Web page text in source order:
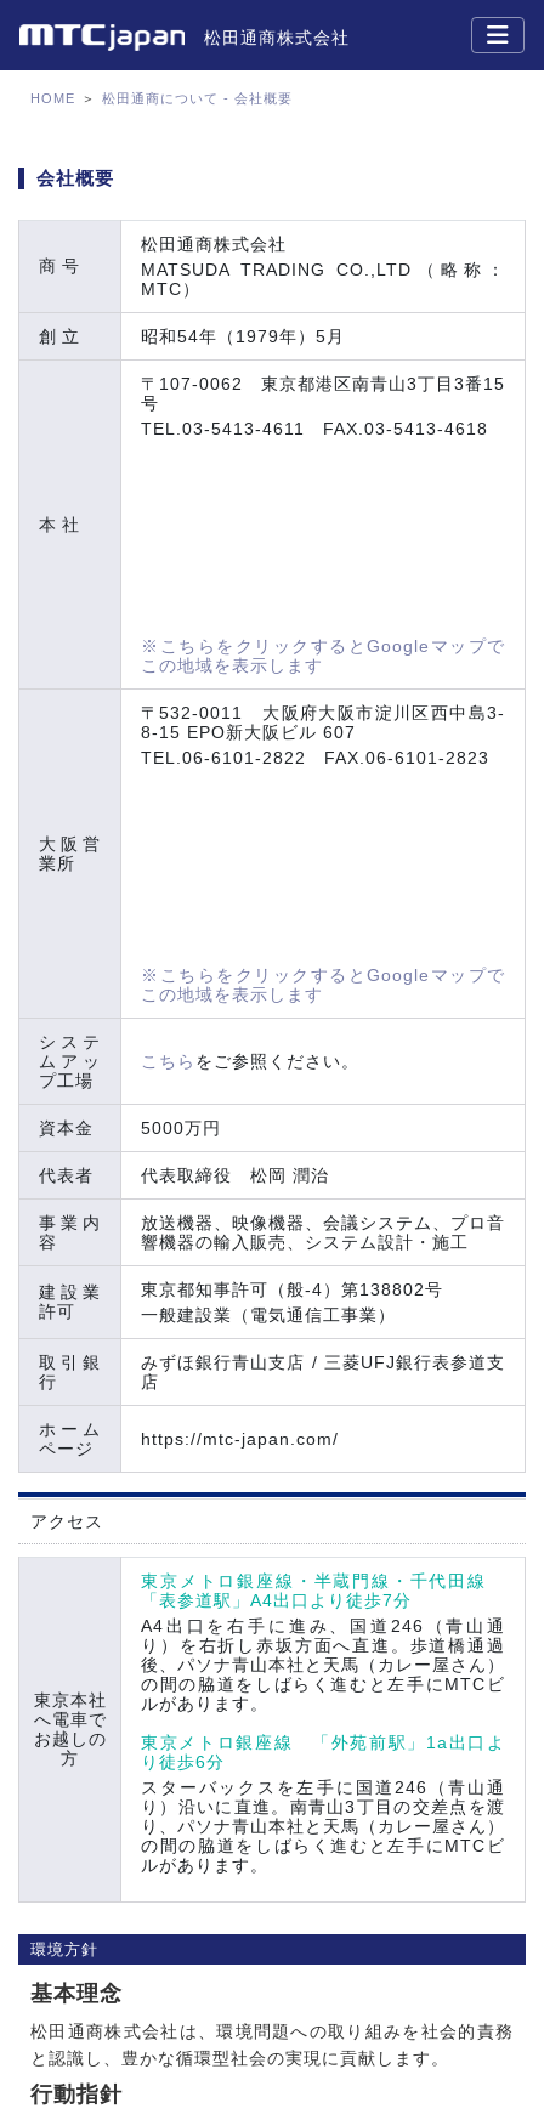
松田通商株式会社
HOME ＞ 松田通商について - 会社概要
会社概要
商号
松田通商株式会社
MATSUDA TRADING CO.,LTD（略称：
MTC）
創立 昭和54年（1979年）5月
本社
〒107-0062 東京都港区南青山3丁目3番15
号
TEL.03-5413-4611 FAX.03-5413-4618
※こちらをクリックするとGoogleマップで
この地域を表示します
大阪営
業所
〒532-0011 大阪府大阪市淀川区西中島3-
8-15 EPO新大阪ビル 607
TEL.06-6101-2822 FAX.06-6101-2823
※こちらをクリックするとGoogleマップで
この地域を表示します
システ
ムアッ
プ工場
こちら をご参照ください。
資本金 5000万円
代表者 代表取締役 松岡 潤治
事業内
容
放送機器、映像機器、会議システム、プロ音
響機器の輸入販売、システム設計・施工
建設業
許可
東京都知事許可（般-4）第138802号
一般建設業（電気通信工事業）
取引銀
行
みずほ銀行青山支店 / 三菱UFJ銀行表参道支
店
ホーム
ページ
https://mtc-japan.com/
アクセス
東京本社
へ電車で
お越しの
方
東京メトロ銀座線・半蔵門線・千代田線
「表参道駅」A4出口より徒歩7分
A4出口を右手に進み、国道246（青山通
り）を右折し赤坂方面へ直進。歩道橋通過
後、パソナ青山本社と天馬（カレー屋さん）
の間の脇道をしばらく進むと左手にMTCビ
ルがあります。
東京メトロ銀座線 「外苑前駅」1a出口よ
り徒歩6分
スターバックスを左手に国道246（青山通
り）沿いに直進。南青山3丁目の交差点を渡
り、パソナ青山本社と天馬（カレー屋さん）
の間の脇道をしばらく進むと左手にMTCビ
ルがあります。
環境方針
基本理念
松田通商株式会社は、環境問題への取り組みを社会的責務
と認識し、豊かな循環型社会の実現に貢献します。
行動指針